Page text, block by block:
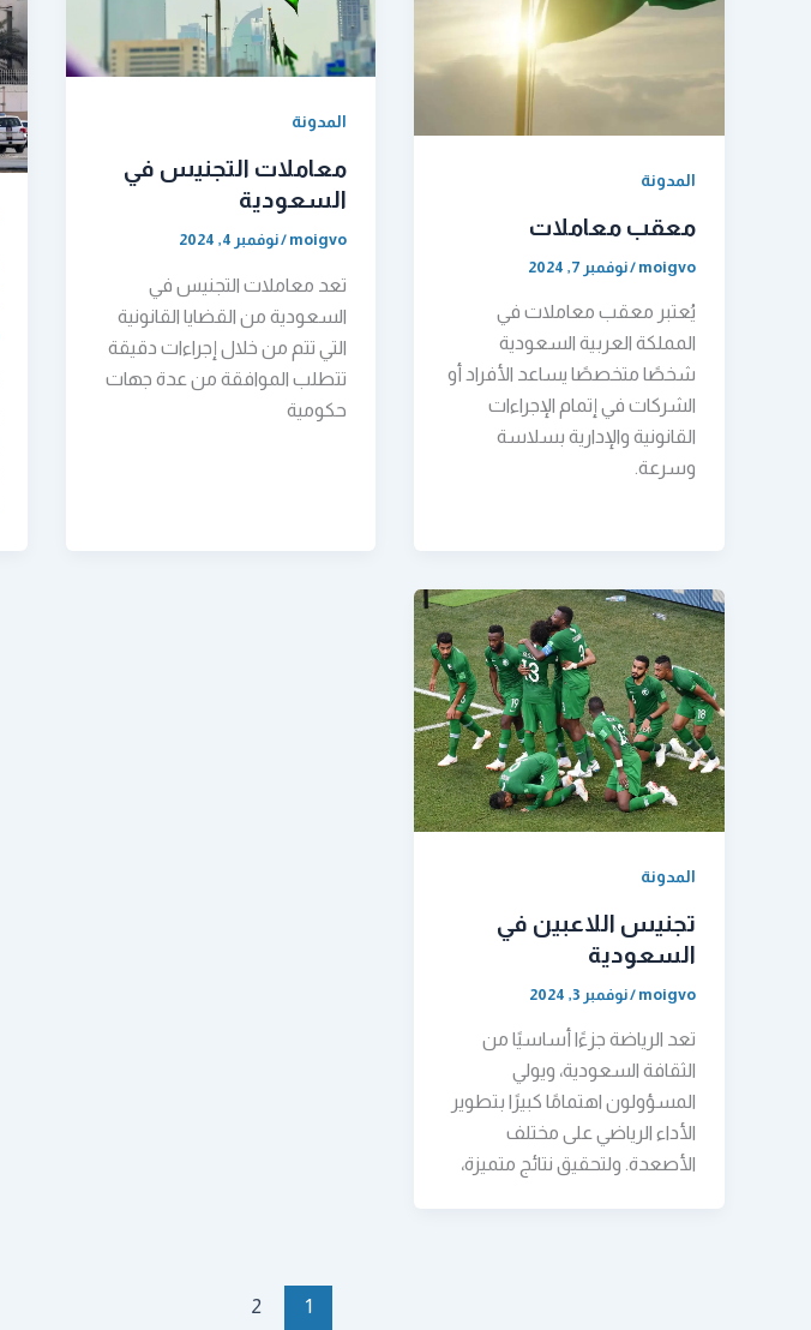
المدونة
معقب معاملات
moigvo
/نوفمبر 7, 2024
يُعتبر معقب معاملات في
المملكة العربية السعودية
شخصًا متخصصًا يساعد الأفراد أو
الشركات في إتمام الإجراءات
القانونية والإدارية بسلاسة
وسرعة.
المدونة
معاملات التجنيس في
السعودية
moigvo
/نوفمبر 4, 2024
تعد معاملات التجنيس في
السعودية من القضايا القانونية
التي تتم من خلال إجراءات دقيقة
تتطلب الموافقة من عدة جهات
حكومية
المدونة
تجنيس اللاعبين في
السعودية
moigvo
/نوفمبر 3, 2024
تعد الرياضة جزءًا أساسيًا من
الثقافة السعودية، ويولي
المسؤولون اهتمامًا كبيرًا بتطوير
الأداء الرياضي على مختلف
الأصعدة. ولتحقيق نتائج متميزة،
1
2